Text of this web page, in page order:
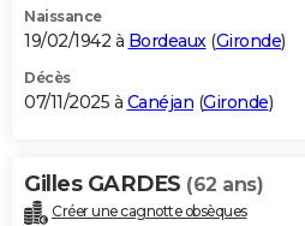
Naissance
19/02/1942 à Bordeaux(Gironde)
Décès
07/11/2025 à Canéjan (Gironde)
Gilles GARDES (62 ans)
Créer une cagnotte obsèques